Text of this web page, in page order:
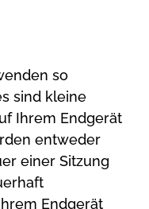
so
sind kleine
Ihrem Endgerät
entweder
einer Sitzung
Endgerät